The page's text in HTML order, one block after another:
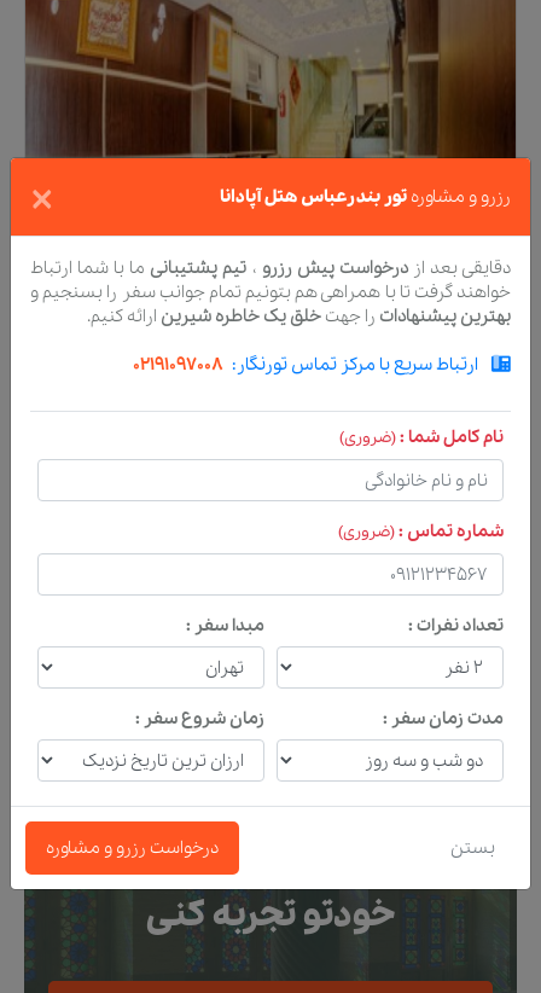
تور بندرعباس هتل ایران
رزرو و مشاوره تور بندرعباس هتل آپادانا ×
دقایقی بعد ازدرخواست پیش رزرو ، تیم پشتیبانی ما با شما ارتباط
خواهند گرفت تا با همراهی هم بتونیم تمام جوانب سفر را بسنجیم و
بهترین پیشنهادات را جهت خلق یک خاطره شیرین ارائه کنیم.
ارتباط سریع با مرکز تماس تورنگار: 02191097008
نام کامل شما :(ضروری)
شماره تماس :(ضروری)
تعداد نفرات : مبدا سفر :
مدت زمان سفر : زمان شروع سفر :
بستن درخواست رزرو و مشاوره
سریع تماس بگیر
تا کمکت کنیم بهترین سفر
خودتو تجربه کنی